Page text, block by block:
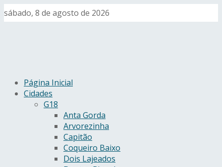
sábado, 8 de agosto de 2026
Página Inicial
Cidades
G18
Anta Gorda
Arvorezinha
Capitão
Coqueiro Baixo
Dois Lajeados